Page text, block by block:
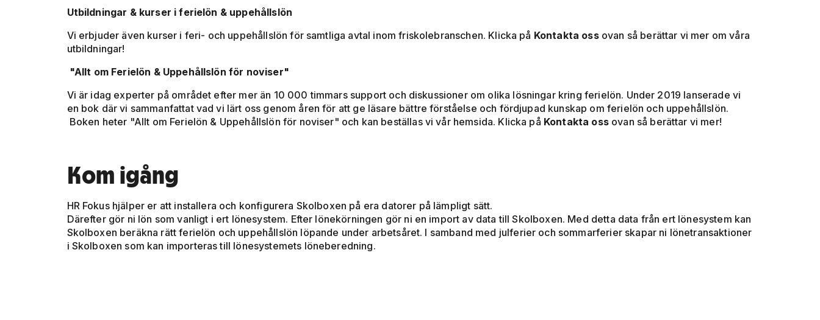
Utbildningar & kurser i ferielön & uppehållslön
Vi erbjuder även kurser i feri- och uppehållslön för samtliga avtal inom friskolebranschen. Klicka på Kontakta ossovan så berättar vi mer om våra
utbildningar!
"Allt om Ferielön & Uppehållslön för noviser"
Vi är idag experter på området efter mer än 10 000 timmars support och diskussioner om olika lösningar kring ferielön. Under 2019 lanserade vi
en bok där vi sammanfattat vad vi lärt oss genom åren för att ge läsare bättre förståelse och fördjupad kunskap om ferielön och uppehållslön.
Boken heter "Allt om Ferielön & Uppehållslön för noviser" och kan beställas vi vår hemsida. Klicka på Kontakta ossovan så berättar vi mer!
Kom igång
HR Fokus hjälper er att installera och konfigurera Skolboxen på era datorer på lämpligt sätt.
Därefter gör ni lön som vanligt i ert lönesystem. Efter lönekörningen gör ni en import av data till Skolboxen. Med detta data från ert lönesystem kan
Skolboxen beräkna rätt ferielön och uppehållslön löpande under arbetsåret. I samband med julferier och sommarferier skapar ni lönetransaktioner
i Skolboxen som kan importeras till lönesystemets löneberedning.